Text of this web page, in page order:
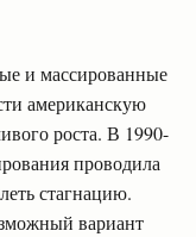
и массированные
американскую
роста. В 1990-
проводила
стагнацию.
вариант